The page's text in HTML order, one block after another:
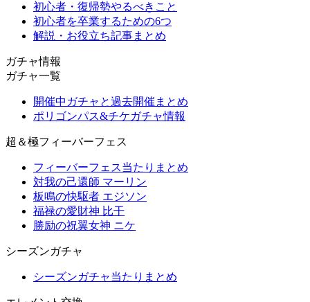
初心者・復帰勢やるべきこと
初心者を卒業するための6つ
解説・お役立ち記事まとめ
ガチャ情報
ガチャ一覧
開催中ガチャと過去開催まとめ
ポリゴンパス&チケガチャ情報
超＆極フィーバーフェス
フィーバーフェス当たりまとめ
対我の己還師 マーリン
板鳴の快駆者 エジソン
福禄の愛財神 比干
勝励の祝翼女神 ニケ
シーズンガチャ
シーズンガチャ当たりまとめ